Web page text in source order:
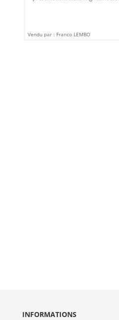
Vendu par : Franco LEMBO
INFORMATIONS